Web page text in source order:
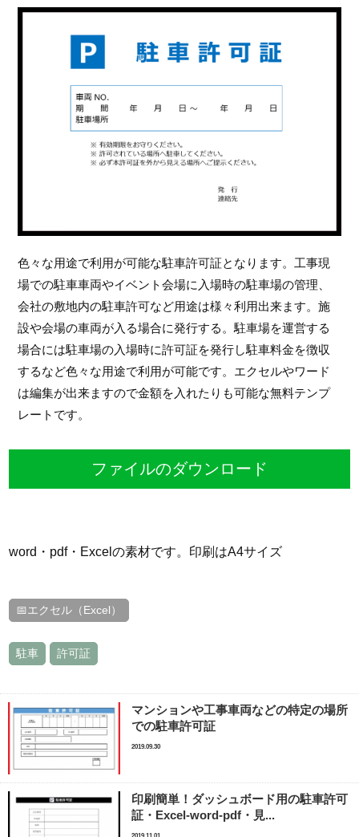
色々な用途で利用が可能な駐車許可証となります。工事現
場での駐車車両やイベント会場に入場時の駐車場の管理、
会社の敷地内の駐車許可など用途は様々利用出来ます。施
設や会場の車両が入る場合に発行する。駐車場を運営する
場合には駐車場の入場時に許可証を発行し駐車料金を徴収
するなど色々な用途で利用が可能です。エクセルやワード
は編集が出来ますので金額を入れたりも可能な無料テンプ
レートです。
ファイルのダウンロード
word・pdf・Excelの素材です。印刷はA4サイズ
📅エクセル（Excel）
駐車 許可証
マンションや工事車両などの特定の場所
での駐車許可証
2019.09.30
印刷簡単！ダッシュボード用の駐車許可
証・Excel-word-pdf・見...